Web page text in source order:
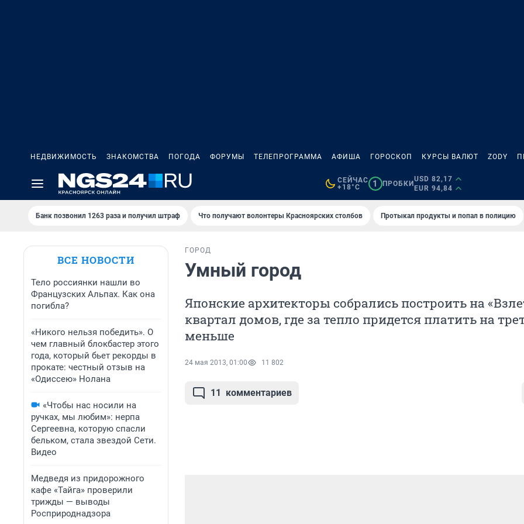
НЕДВИЖИМОСТЬ ЗНАКОМСТВА ПОГОДА ФОРУМЫ ТЕЛЕПРОГРАММА АФИША ГОРОСКОП КУРСЫ ВАЛЮТ ZODY
СЕЙЧАС
+18°C
1 ПРОБКИ
USD 82,17
EUR 94,84
Банк позвонил 1263 раза и получил штраф Что получают волонтеры Красноярских столбов Протыкал продукты и попал в полицию
ВСЕ НОВОСТИ
Тело россиянки нашли во
Французских Альпах. Как она
погибла?
«Никого нельзя победить». О
чем главный блокбастер этого
года, который бьет рекорды в
прокате: честный отзыв на
«Одиссею» Нолана
«Чтобы нас носили на
ручках, мы любим»: нерпа
Сергеевна, которую спасли
бельком, стала звездой Сети.
Видео
Медведя из придорожного
кафе «Тайга» проверили
трижды — выводы
Росприроднадзора
ГОРОД
Умный город
Японские архитекторы собрались построить на
квартал домов, где за тепло придется платить на
меньше
24 мая 2013, 01:00 11 802
11 комментариев